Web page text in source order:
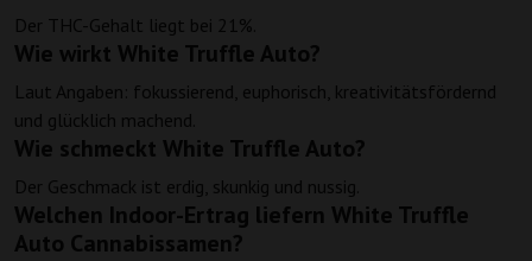
Der THC-Gehalt liegt bei 21%.
Wie wirkt White Truffle Auto?
Laut Angaben: fokussierend, euphorisch, kreativitätsfördernd
und glücklich machend.
Wie schmeckt White Truffle Auto?
Der Geschmack ist erdig, skunkig und nussig.
Welchen Indoor-Ertrag liefern White Truffle
Auto Cannabissamen?